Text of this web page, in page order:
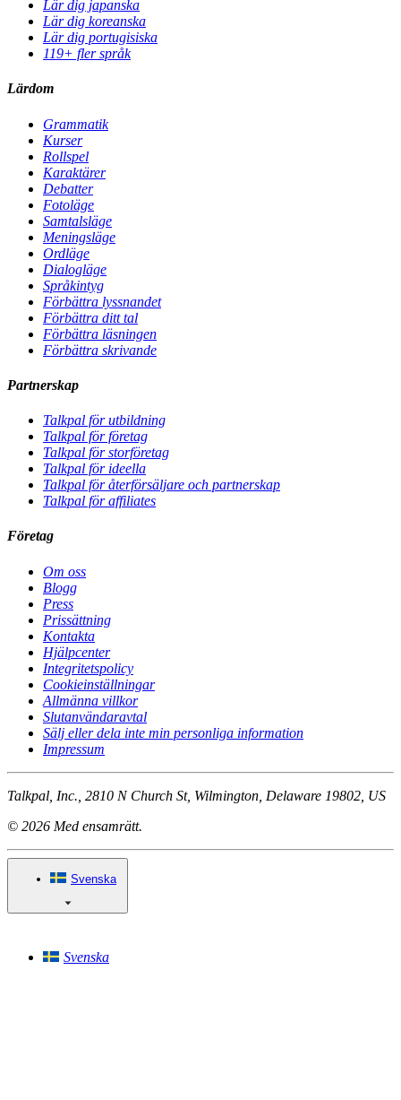
Lär dig japanska
Lär dig koreanska
Lär dig portugisiska
119+ fler språk
Lärdom
Grammatik
Kurser
Rollspel
Karaktärer
Debatter
Fotoläge
Samtalsläge
Meningsläge
Ordläge
Dialogläge
Språkintyg
Förbättra lyssnandet
Förbättra ditt tal
Förbättra läsningen
Förbättra skrivande
Partnerskap
Talkpal för utbildning
Talkpal för företag
Talkpal för storföretag
Talkpal för ideella
Talkpal för återförsäljare och partnerskap
Talkpal för affiliates
Företag
Om oss
Blogg
Press
Prissättning
Kontakta
Hjälpcenter
Integritetspolicy
Cookieinställningar
Allmänna villkor
Slutanvändaravtal
Sälj eller dela inte min personliga information
Impressum
Talkpal, Inc., 2810 N Church St, Wilmington, Delaware 19802, US
© 2026 Med ensamrätt.
Svenska
Svenska